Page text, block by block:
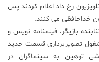
رخ داد اعلام کردند پس
بازیگر، فیلمنامه نویس و
تصویربرداری قسمت جدید
توهین به سینماگران در